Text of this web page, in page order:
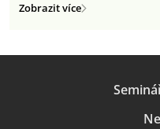
Zobrazit více